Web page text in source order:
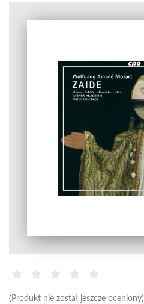
(Produkt nie został jeszcze oceniony)